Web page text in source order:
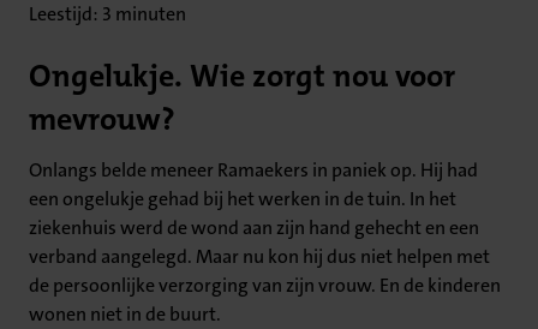
Leestijd: 3 minuten
Ongelukje. Wie zorgt nou voor
mevrouw?
Onlangs belde meneer Ramaekers in paniek op. Hij had
een ongelukje gehad bij het werken in de tuin. In het
ziekenhuis werd de wond aan zijn hand gehecht en een
verband aangelegd. Maar nu kon hij dus niet helpen met
de persoonlijke verzorging van zijn vrouw. En de kinderen
wonen niet in de buurt.